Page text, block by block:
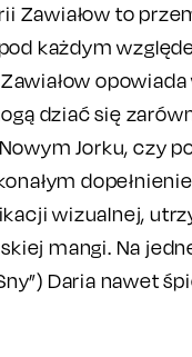
Zawiałow to
każdym
dziać się
Jorku, czy
wizualnej,
mangi. Na
Daria nawet